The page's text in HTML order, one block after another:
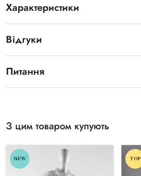
Характеристики
Відгуки
Питання
З цим товаром купують
NEW TOP